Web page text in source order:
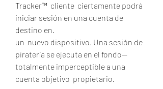
Tracker™  cliente  ciertamente podrá
iniciar sesión en una cuenta de
destino en.
un  nuevo dispositivo. Una sesión de
piratería se ejecuta en el fondo--
totalmente imperceptible a una
cuenta objetivo  propietario.